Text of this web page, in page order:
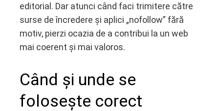
editorial. Dar atunci când faci trimitere către
surse de încredere și aplici „nofollow” fără
motiv, pierzi ocazia de a contribui la un web
mai coerent și mai valoros.
Când și unde se
folosește corect